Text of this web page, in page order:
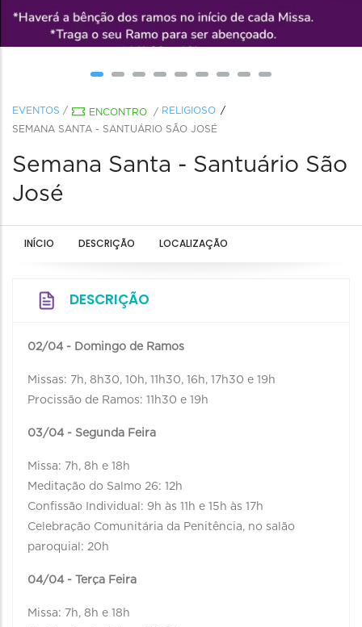
EVENTOS / ENCONTRO / RELIGIOSO
SEMANA SANTA - SANTUÁRIO SÃO JOSÉ
Semana Santa - Santuário São
José
INÍCIO DESCRIÇÃO LOCALIZAÇÃO
DESCRIÇÃO
02/04 - Domingo de Ramos
Missas: 7h, 8h30, 10h, 11h30, 16h, 17h30 e 19h
Procissão de Ramos: 11h30 e 19h
03/04 - Segunda Feira
Missa: 7h, 8h e 18h
Meditação do Salmo 26: 12h
Confissão Individual: 9h às 11h e 15h às 17h
Celebração Comunitária da Penitência, no salão
paroquial: 20h
04/04 - Terça Feira
Missa: 7h, 8h e 18h